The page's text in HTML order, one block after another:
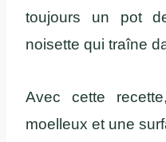
toujours un pot
noisette qui traîne
Avec cette
moelleux et une